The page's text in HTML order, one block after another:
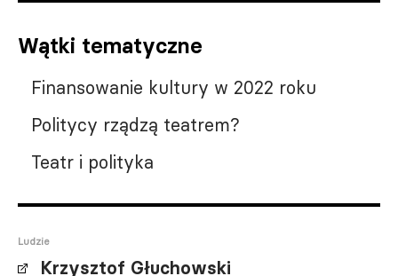
Wątki tematyczne
Finansowanie kultury w 2022 roku
Politycy rządzą teatrem?
Teatr i polityka
Ludzie
Krzysztof Głuchowski